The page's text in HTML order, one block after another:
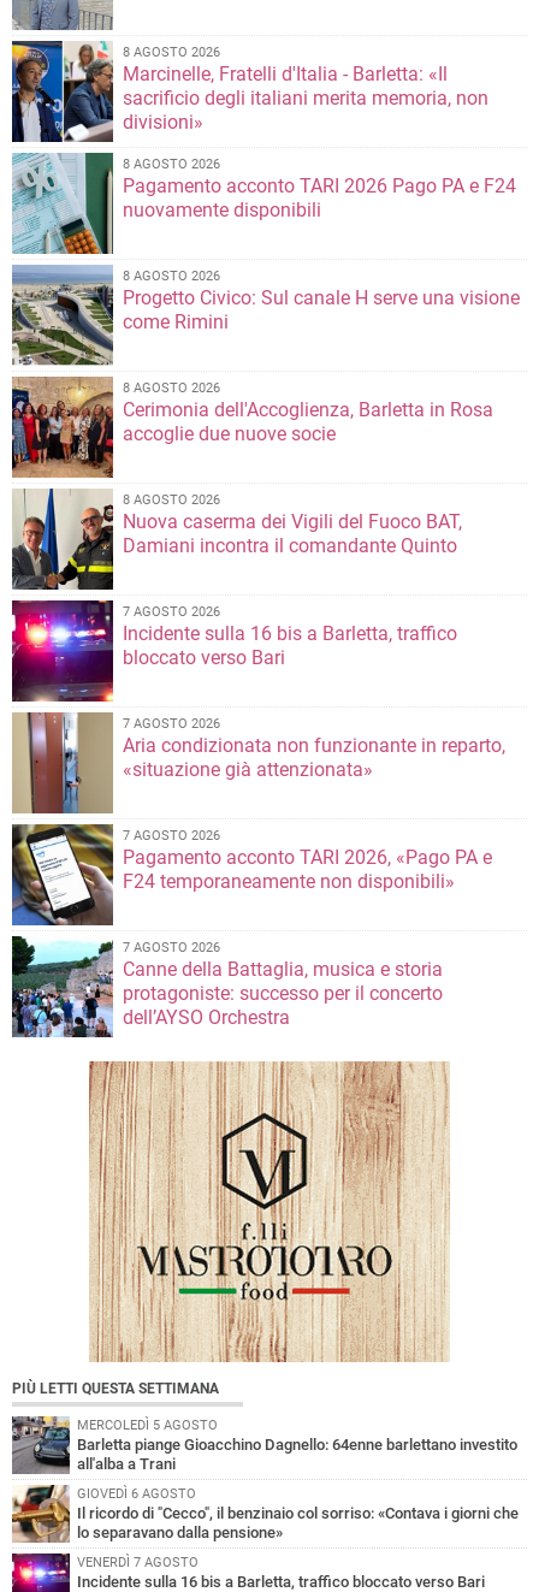
8 AGOSTO 2026
Marcinelle, Fratelli d'Italia - Barletta: «Il
sacrificio degli italiani merita memoria, non
divisioni»
8 AGOSTO 2026
Pagamento acconto TARI 2026 Pago PA e F24
nuovamente disponibili
8 AGOSTO 2026
Progetto Civico: Sul canale H serve una visione
come Rimini
8 AGOSTO 2026
Cerimonia dell'Accoglienza, Barletta in Rosa
accoglie due nuove socie
8 AGOSTO 2026
Nuova caserma dei Vigili del Fuoco BAT,
Damiani incontra il comandante Quinto
7 AGOSTO 2026
Incidente sulla 16 bis a Barletta, traffico
bloccato verso Bari
7 AGOSTO 2026
Aria condizionata non funzionante in reparto,
«situazione già attenzionata»
7 AGOSTO 2026
Pagamento acconto TARI 2026, «Pago PA e
F24 temporaneamente non disponibili»
7 AGOSTO 2026
Canne della Battaglia, musica e storia
protagoniste: successo per il concerto
dell’AYSO Orchestra
PIÙ LETTI QUESTA SETTIMANA
MERCOLEDÌ 5 AGOSTO
Barletta piange Gioacchino Dagnello: 64enne barlettano investito
all'alba a Trani
GIOVEDÌ 6 AGOSTO
Il ricordo di "Cecco", il benzinaio col sorriso: «Contava i giorni che
lo separavano dalla pensione»
VENERDÌ 7 AGOSTO
Incidente sulla 16 bis a Barletta, traffico bloccato verso Bari